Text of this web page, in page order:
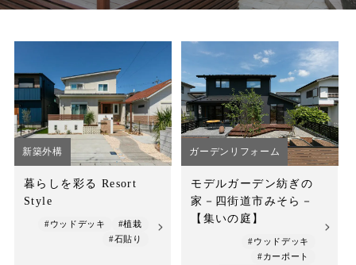
よくある質問
店舗案内
スタッフ紹介
プライバシーポリシー
サイトマップ
新築外構
暮らしを彩る Resort
Style
#ウッドデッキ
#植栽
#石貼り
ガーデンリフォーム
モデルガーデン紡ぎの
家－四街道市みそら－
【集いの庭】
#ウッドデッキ
#カーポート